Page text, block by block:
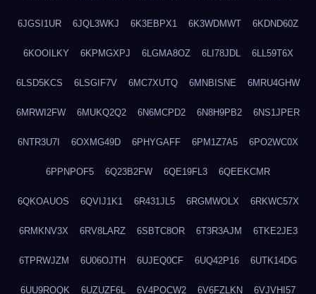
6JGSI1UR 6JQL3WKJ 6K3EBPX1 6K3WDMWT 6KDND60Z
6KOOILKY 6KPMGXPJ 6LGMA8OZ 6LI78JDL 6LL59T6X
6LSD5KCS 6LSGIF7V 6MC7XUTQ 6MNBISNE 6MRU4GHW
6MRWI2FW 6MUKQ2Q2 6N6MCPD2 6N8H9PB2 6NS1JPER
6NTR3U7I 6OXMG49D 6PHYGAFF 6PM1Z7A5 6PO2WC0X
6PPNPOF5 6Q23B2FW 6QE19FL3 6QEEKCMR
6QKOAUOS 6QVIJ1K1 6R431JL5 6RGMWOLX 6RKWC57X
6RMKNV3X 6RV8LARZ 6SBTC8OR 6T3R3AJM 6TKE2JE3
6TPRWJZM 6U06OJTH 6UJEQ0CF 6UQ42P16 6UTK14DG
6UU9ROQK 6UZUZF6L 6V4POCW2 6V6FZLKN 6VJVHI57